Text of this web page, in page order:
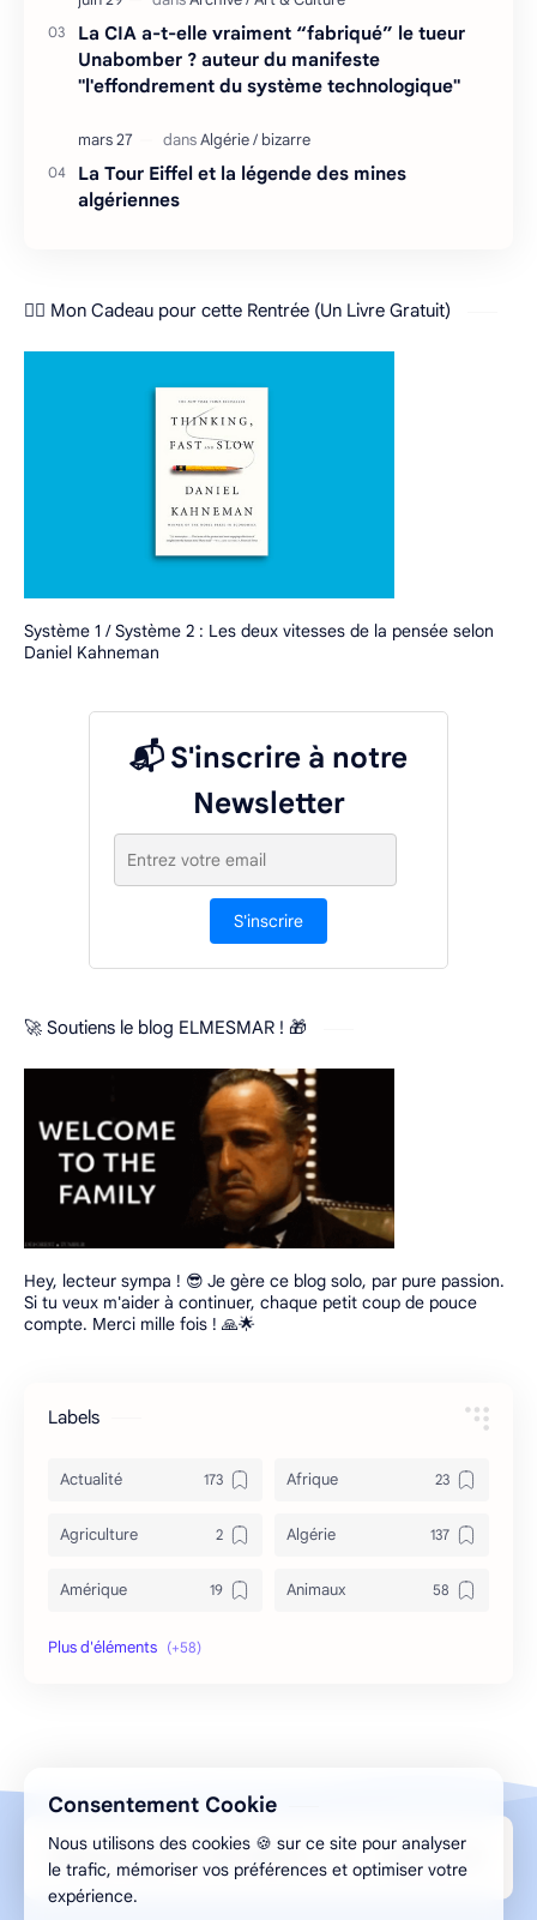
La CIA a-t-elle vraiment “fabriqué” le tueur
Unabomber ? auteur du manifeste
"l'effondrement du système technologique"
La Tour Eiffel et la légende des mines
algériennes
❤️‍🔥 Mon Cadeau pour cette Rentrée (Un Livre Gratuit)
Système 1 / Système 2 : Les deux vitesses de la pensée selon
Daniel Kahneman
📬 S'inscrire à notre
Newsletter
S'inscrire
🚀 Soutiens le blog ELMESMAR ! 🎁
Hey, lecteur sympa ! 😎 Je gère ce blog solo, par pure passion.
Si tu veux m'aider à continuer, chaque petit coup de pouce
compte. Merci mille fois ! 🙏🌟
Labels
Actualité Afrique
Agriculture Algérie
Amérique Animaux
Archéologie
Bon à savoir
Caricature Chine
Design par Aghilas.A © 2013-2026 ELMESMAR
Consentement Cookie
Nous utilisons des cookies 🍪 sur ce site pour analyser
le trafic, mémoriser vos préférences et optimiser votre
expérience.